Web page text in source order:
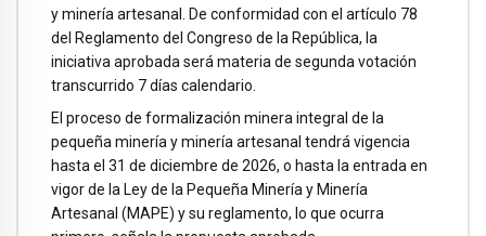
y minería artesanal. De conformidad con el artículo 78
del Reglamento del Congreso de la República, la
iniciativa aprobada será materia de segunda votación
transcurrido 7 días calendario.
El proceso de formalización minera integral de la
pequeña minería y minería artesanal tendrá vigencia
hasta el 31 de diciembre de 2026, o hasta la entrada en
vigor de la Ley de la Pequeña Minería y Minería
Artesanal (MAPE) y su reglamento, lo que ocurra